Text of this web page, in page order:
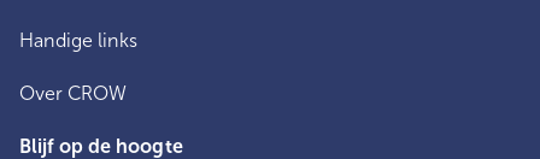
Handige links
Over CROW
Blijf op de hoogte